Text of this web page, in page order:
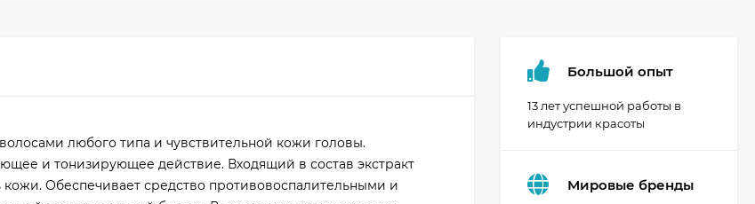
любого типа и чувствительной кожи головы.
и тонизирующее действие. Входящий в состав экстракт
кожи. Обеспечивает средство противовоспалительными и
Большой опыт
13 лет успешной работы в
индустрии красоты
Мировые бренды